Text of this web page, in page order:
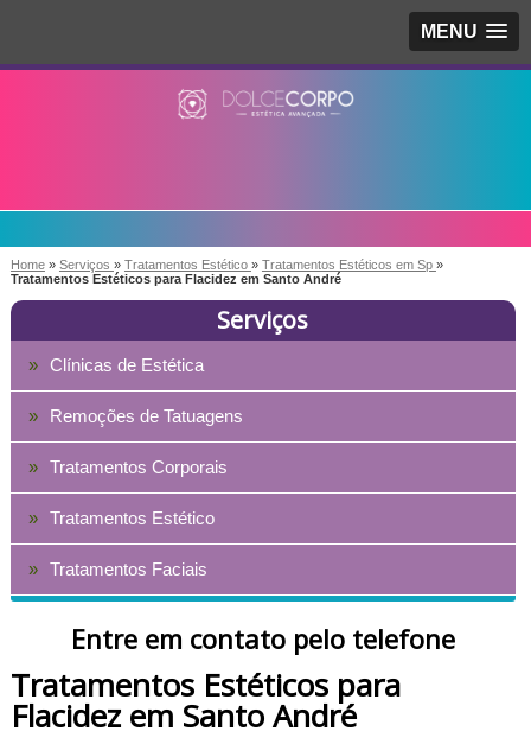
MENU
Home » Serviços » Tratamentos Estético » Tratamentos Estéticos em Sp »
Tratamentos Estéticos para Flacidez em Santo André
Serviços
Clínicas de Estética
Remoções de Tatuagens
Tratamentos Corporais
Tratamentos Estético
Tratamentos Faciais
Entre em contato pelo telefone
Tratamentos Estéticos para
Flacidez em Santo André